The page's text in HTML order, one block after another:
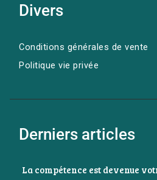
Divers
Conditions générales de vente
Politique vie privée
Derniers articles
La compétence est devenue